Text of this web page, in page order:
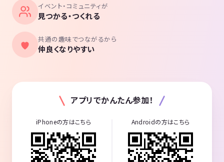
イベント・コミュニティが
見つかる・つくれる
共通の趣味でつながるから
仲良くなりやすい
アプリでかんたん参加！
iPhoneの方はこちら Androidの方はこちら